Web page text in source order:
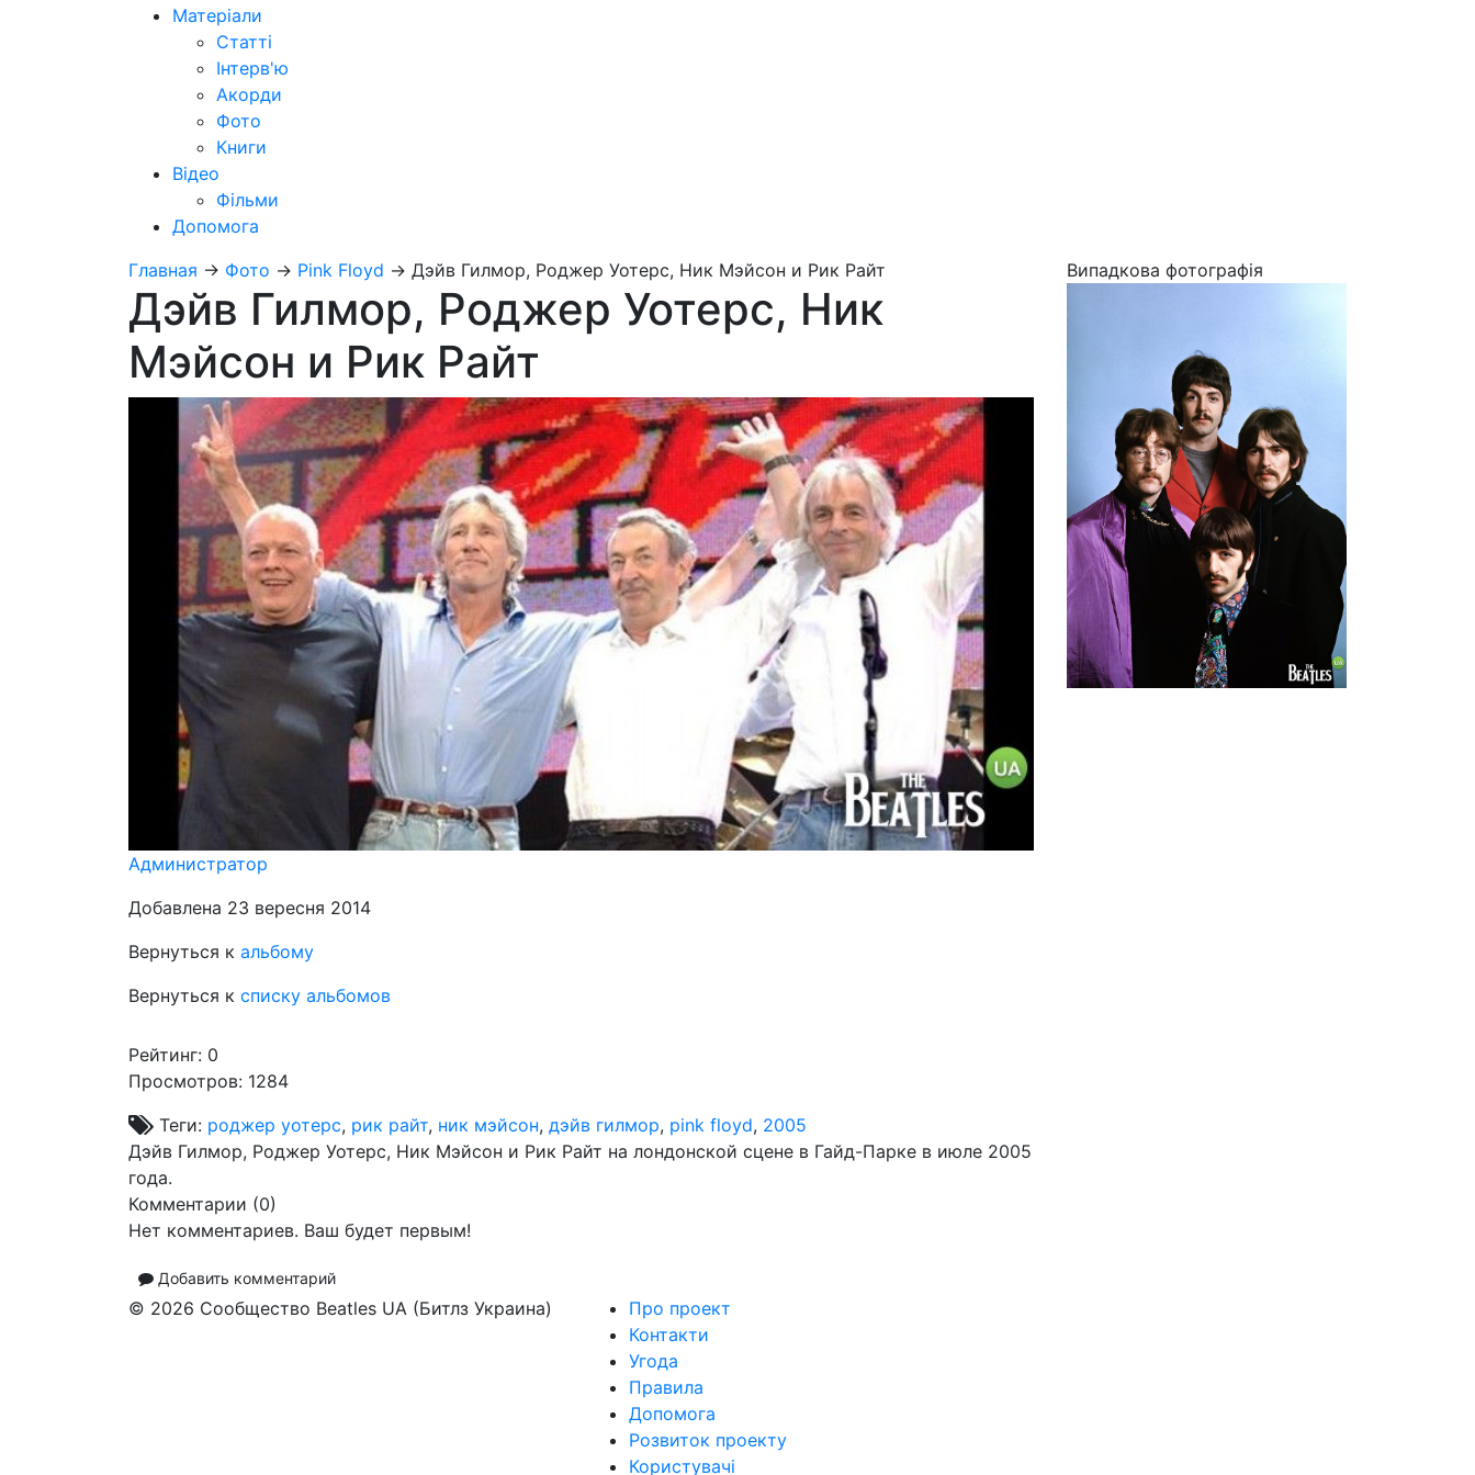
Матеріали
Статті
Інтерв'ю
Акорди
Фото
Книги
Відео
Фільми
Допомога
Главная → Фото → Pink Floyd → Дэйв Гилмор, Роджер Уотерс, Ник Мэйсон и Рик Райт
Дэйв Гилмор, Роджер Уотерс, Ник
Мэйсон и Рик Райт
Администратор
Добавлена 23 вересня 2014
Вернуться к альбому
Вернуться к списку альбомов
Рейтинг: 0
Просмотров: 1284
Теги: роджер уотерс, рик райт, ник мэйсон, дэйв гилмор, pink floyd, 2005
Дэйв Гилмор, Роджер Уотерс, Ник Мэйсон и Рик Райт на лондонской сцене в Гайд-Парке в июле 2005
года.
Комментарии (0)
Нет комментариев. Ваш будет первым!
Добавить комментарий
Випадкова фотографія
© 2026 Сообщество Beatles UA (Битлз Украина)
Про проект
Контакти
Угода
Правила
Допомога
Розвиток проекту
Користувачі